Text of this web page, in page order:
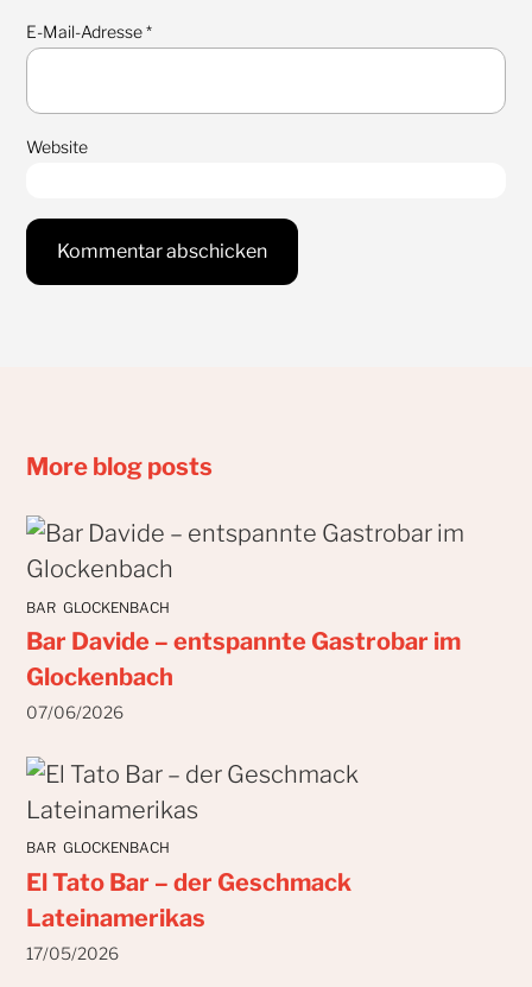
E-Mail-Adresse*
Website
More blog posts
BAR GLOCKENBACH
Bar Davide – entspannte Gastrobar im
Glockenbach
07/06/2026
BAR GLOCKENBACH
El Tato Bar – der Geschmack
Lateinamerikas
17/05/2026